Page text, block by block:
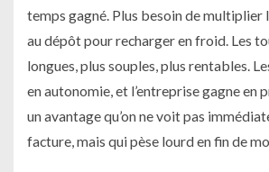
temps gagné. Plus besoin de multiplier
au dépôt pour recharger en froid. Les
longues, plus souples, plus rentables.
en autonomie, et l’entreprise gagne en
un avantage qu’on ne voit pas
facture, mais qui pèse lourd en fin de